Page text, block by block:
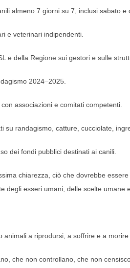
almeno 7 giorni su 7, inclusi sabato e
e veterinari indipendenti.
e della Regione sui gestori e sulle
2024–2025.
associazioni e comitati competenti.
su randagismo, catture, cucciolate,
dei fondi pubblici destinati ai canili.
chiarezza, ciò che dovrebbe
degli esseri umani, delle scelte umane
animali a riprodursi, a soffrire e a
che non controllano, che non